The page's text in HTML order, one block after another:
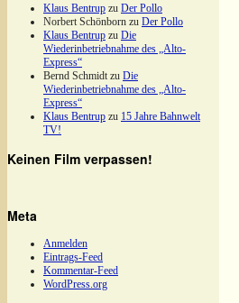
Klaus Bentrup zu Der Pollo
Norbert Schönborn zu Der Pollo
Klaus Bentrup zu Die
Wiederinbetriebnahme des „Alto-
Express“
Bernd Schmidt zu Die
Wiederinbetriebnahme des „Alto-
Express“
Klaus Bentrup zu 15 Jahre Bahnwelt
TV!
Keinen Film verpassen!
Meta
Anmelden
Eintrags-Feed
Kommentar-Feed
WordPress.org